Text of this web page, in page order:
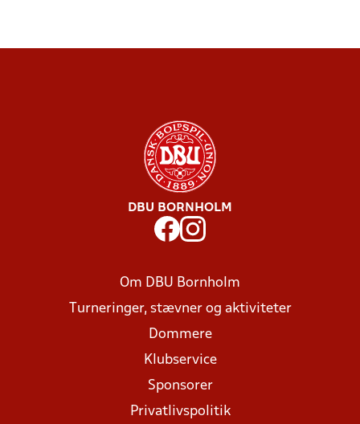
DBU BORNHOLM
Om DBU Bornholm
Turneringer, stævner og aktiviteter
Dommere
Klubservice
Sponsorer
Privatlivspolitik